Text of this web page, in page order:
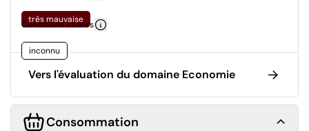
très mauvaise
Conditions cadres
inconnu
Vers l'évaluation du domaine Economie
Consommation